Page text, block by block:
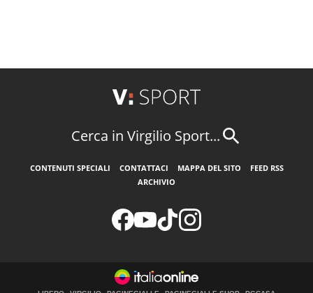
Cerca in Virgilio Sport...
CONTENUTI SPECIALI CONTATTACI MAPPA DEL SITO
FEED RSS
ARCHIVIO